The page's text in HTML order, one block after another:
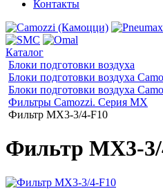
Контакты
Каталог
Блоки подготовки воздуха
Блоки подготовки воздуха
Блоки подготовки воздуха
Фильтры Camozzi. Серия MX
Фильтр MX3-3/4-F10
Фильтр MX3-